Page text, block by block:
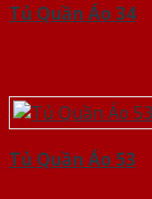
Tủ Quần Áo 34
Tủ Quần Áo 53